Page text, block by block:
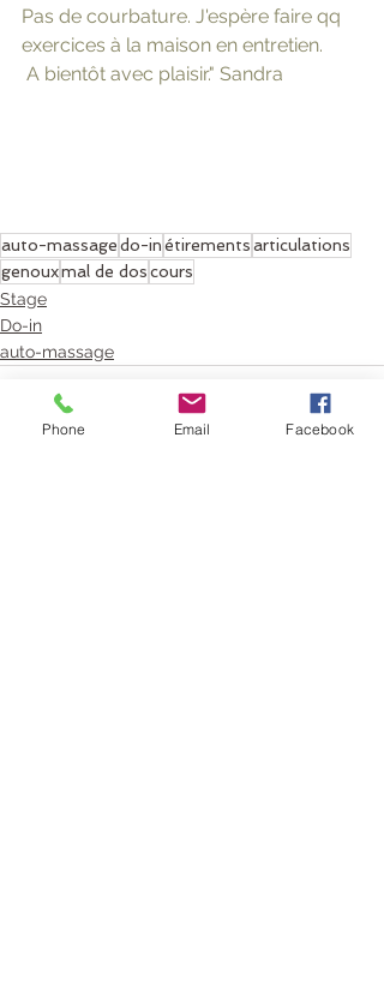
Pas de courbature. J'espère faire qq
exercices à la maison en entretien.
A bientôt avec plaisir." Sandra
auto-massagedo-inétirementsarticulations
genouxmal de doscours
Stage
Do-in
auto-massage
Phone Email Facebook